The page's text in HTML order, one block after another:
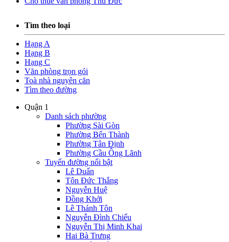
Tìm theo loại
Hạng A
Hạng B
Hạng C
Văn phòng trọn gói
Toà nhà nguyên căn
Tìm theo đường
Quận 1
Danh sách phường
Phường Sài Gòn
Phường Bến Thành
Phường Tân Định
Phường Cầu Ông Lãnh
Tuyến đường nổi bật
Lê Duẩn
Tôn Đức Thắng
Nguyễn Huệ
Đồng Khởi
Lê Thánh Tôn
Nguyễn Đình Chiểu
Nguyễn Thị Minh Khai
Hai Bà Trưng